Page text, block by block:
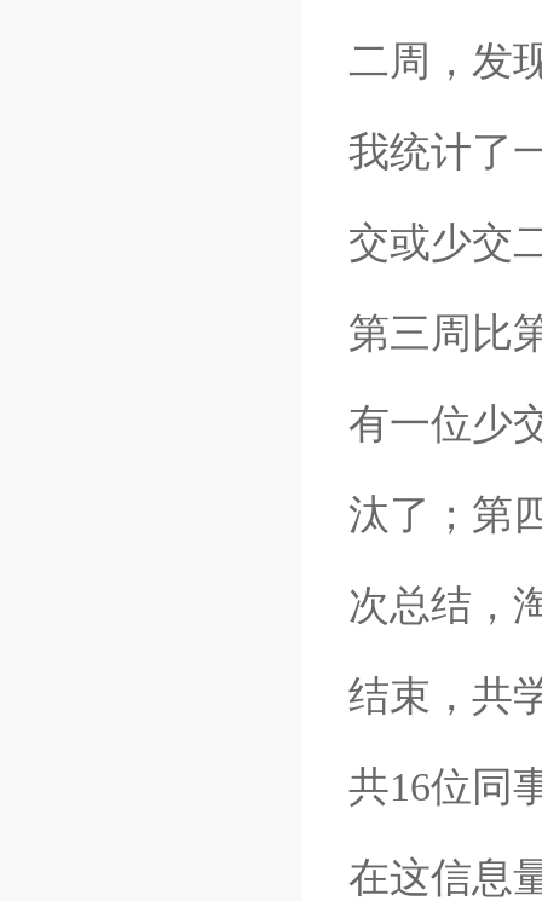
二周，发
我统计了
交或少交
第三周比
有一位少
汰了；第
次总结，
结束，共
共16位同
在这信息